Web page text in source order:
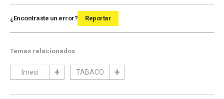
¿Encontraste un error? Reportar
Temas relacionados
Imesi TABACO